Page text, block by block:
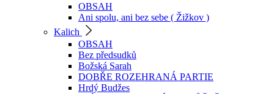
OBSAH
Ani spolu, ani bez sebe ( Žižkov )
Kalich
OBSAH
Bez předsudků
Božská Sarah
DOBŘE ROZEHRANÁ PARTIE
Hrdý Budžes